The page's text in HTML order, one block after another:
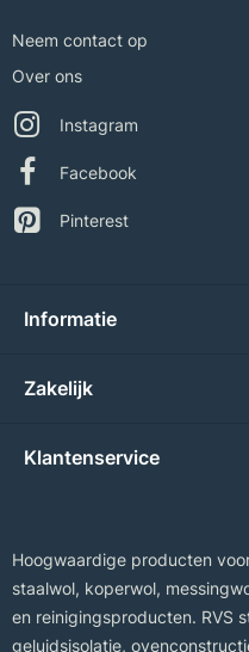
Neem contact op
Over ons
Instagram
Facebook
Pinterest
Informatie
Zakelijk
Klantenservice
Hoogwaardige producten
staalwol, koperwol,
en reinigingsproducten. RVS
geluidsisolatie,